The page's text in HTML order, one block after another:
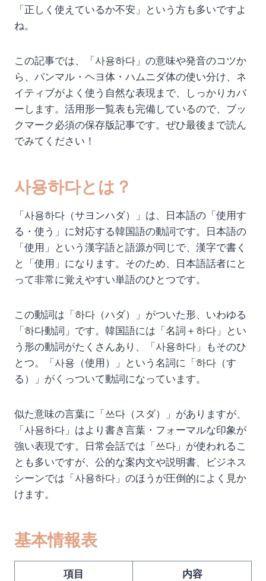
「正しく使えているか不安」という方も多いですよ
ね。
この記事では、「사용하다」の意味や発音のコツか
ら、パンマル・ヘヨ体・ハムニダ体の使い分け、ネ
イティブがよく使う自然な表現まで、しっかりカバ
ーします。活用形一覧表も完備しているので、ブッ
クマーク必須の保存版記事です。ぜひ最後まで読ん
でみてください！
사용하다とは？
「사용하다（サヨンハダ）」は、日本語の「使用す
る・使う」に対応する韓国語の動詞です。日本語の
「使用」という漢字語と語源が同じで、漢字で書く
と「使用」になります。そのため、日本語話者にと
って非常に覚えやすい単語のひとつです。
この動詞は「하다（ハダ）」がついた形、いわゆる
「하다動詞」です。韓国語には「名詞＋하다」とい
う形の動詞がたくさんあり、「사용하다」もそのひ
とつ。「사용（使用）」という名詞に「하다（す
る）」がくっついて動詞になっています。
似た意味の言葉に「쓰다（スダ）」がありますが、
「사용하다」はより書き言葉・フォーマルな印象が
強い表現です。日常会話では「쓰다」が使われるこ
とも多いですが、公的な案内文や説明書、ビジネス
シーンでは「사용하다」のほうが圧倒的によく見か
けます。
基本情報表
項目 内容